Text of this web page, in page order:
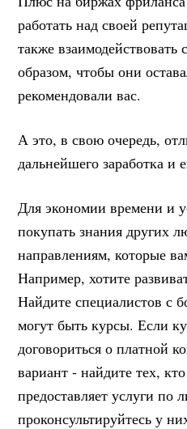
работать над своей
также взаимодействовать
образом, чтобы они
рекомендовали вас.
А это, в свою очередь,
дальнейшего заработка и
Для экономии времени и
покупать знания других
направлениям, которые
Например, хотите
Найдите специалистов
могут быть курсы. Если
договориться о платной
вариант - найдите тех,
предоставляет услуги по
проконсультируйтесь у